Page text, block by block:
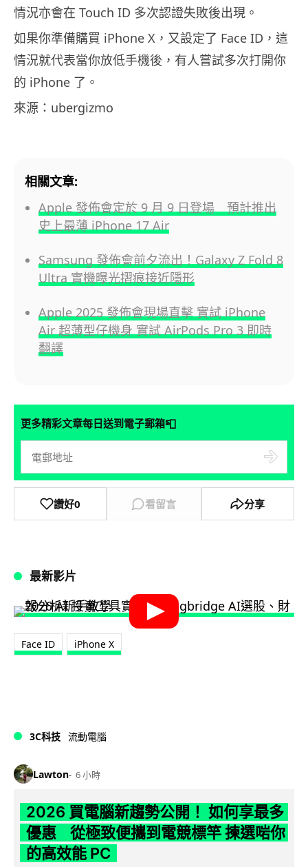
情況亦會在 Touch ID 多次認證失敗後出現。
如果你準備購買 iPhone X，又設定了 Face ID，這
情況就代表當你放低手機後，有人嘗試多次打開你
的 iPhone 了。
來源：ubergizmo
相關文章:
Apple 發佈會定於 9 月 9 日登場 預計推出
史上最薄 iPhone 17 Air
Samsung 發佈會前夕流出！Galaxy Z Fold 8
Ultra 實機曝光摺痕接近隱形
Apple 2025 發佈會現場直擊 實試 iPhone
Air 超薄型仔機身 實試 AirPods Pro 3 即時
翻譯
更多精彩文章每日送到電子郵箱📮
讚好0 看留言 分享
最新影片
Face ID iPhone X
3C科技 流動電腦
Lawton 6 小時
2026 買電腦新趨勢公開！ 如何享最多
優惠 從極致便攜到電競標竿 揀選啱你
的高效能 PC